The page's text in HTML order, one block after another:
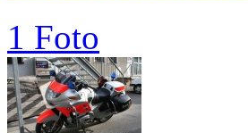
1 Foto